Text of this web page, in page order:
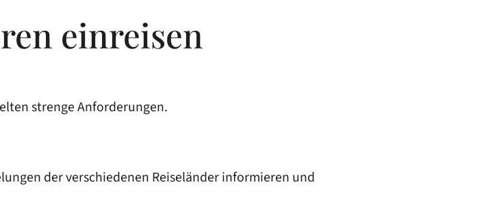
einreisen
strenge Anforderungen.
der verschiedenen Reiseländer informieren und